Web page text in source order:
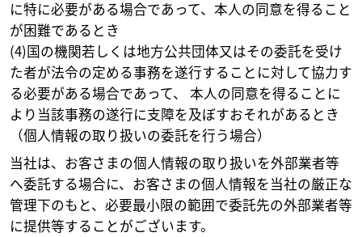
に特に必要がある場合であって、本人の同意を得ること
が困難であるとき
(4)国の機関若しくは地方公共団体又はその委託を受け
た者が法令の定める事務を遂行することに対して協力す
る必要がある場合であって、 本人の同意を得ることに
より当該事務の遂行に支障を及ぼすおそれがあるとき
（個人情報の取り扱いの委託を行う場合）
当社は、お客さまの個人情報の取り扱いを外部業者等
へ委託する場合に、お客さまの個人情報を当社の厳正な
管理下のもと、必要最小限の範囲で委託先の外部業者等
に提供等することがございます。